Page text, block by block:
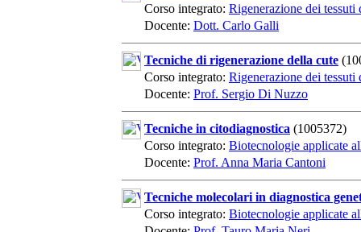
Corso integrato: Rigenerazione dei tessuti
Docente: Dott. Carlo Galli
Tecniche di rigenerazione della cute
Corso integrato: Rigenerazione dei tessuti
Docente: Prof. Sergio Di Nuzzo
Tecniche in citodiagnostica (1005372)
Corso integrato: Biotecnologie applicate
Docente: Prof. Anna Maria Cantoni
Tecniche molecolari in diagnostica
Corso integrato: Biotecnologie applicate